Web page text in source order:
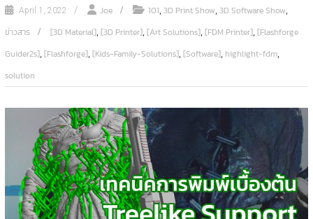
April 1, 2022 Joe 101,3D Print Show,3D Software Show,
ข่าวสาร [3D Material],[3D Printer],[Art Solutions],[FDM Printer],[Flashforge
Guider2s],[Flashforge],[Kids-Family-Solutions],[Software], highlight-fdm,
solution